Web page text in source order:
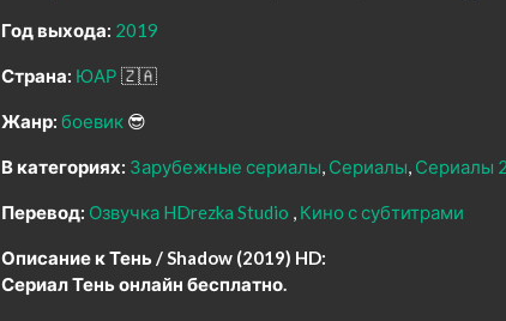
Год выхода: 2019
Страна: ЮАР 🇿🇦
Жанр: боевик 😎
В категориях: Зарубежные сериалы Сериалы Сериалы
Перевод: Озвучка HDrezka Studio Кино с субтитрами
Описание к Тень / Shadow (2019) HD:
Сериал Тень онлайн бесплатно.